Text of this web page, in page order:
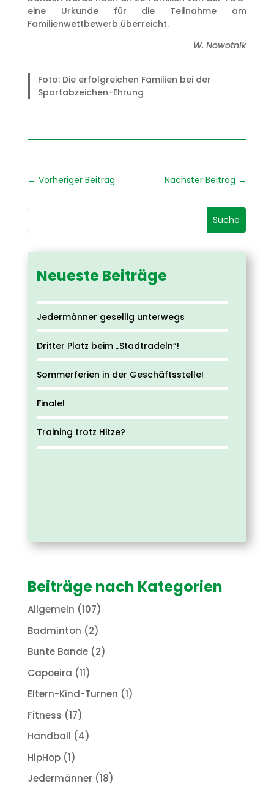
eine Urkunde für die Teilnahme am
Familienwettbewerb überreicht.
W. Nowotnik
Foto: Die erfolgreichen Familien bei der
Sportabzeichen-Ehrung
← Vorheriger Beitrag Nächster Beitrag →
Neueste Beiträge
Jedermänner gesellig unterwegs
Dritter Platz beim „Stadtradeln“!
Sommerferien in der Geschäftsstelle!
Finale!
Training trotz Hitze?
Beiträge nach Kategorien
Allgemein (107)
Badminton (2)
Bunte Bande(2)
Capoeira (11)
Eltern-Kind-Turnen (1)
Fitness (17)
Handball (4)
HipHop(1)
Jedermänner (18)